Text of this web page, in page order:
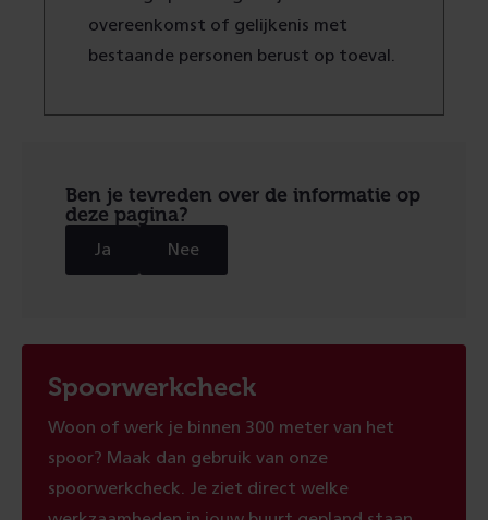
overeenkomst of gelijkenis met
bestaande personen berust op toeval.
Ben je tevreden over de informatie op
deze pagina?
Ja Nee
Spoorwerkcheck
Woon of werk je binnen 300 meter van het
spoor? Maak dan gebruik van onze
spoorwerkcheck. Je ziet direct welke